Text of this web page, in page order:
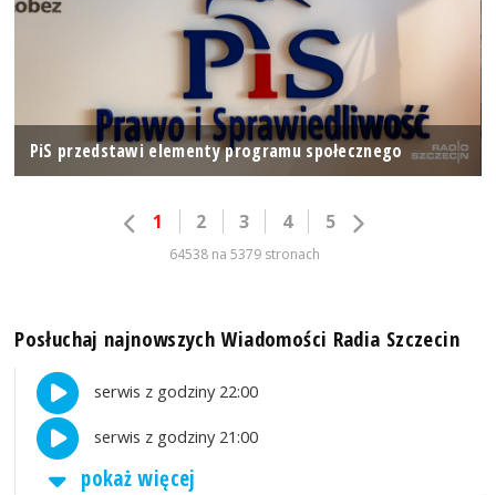
PiS przedstawi elementy programu społecznego
1 2 3 4 5
64538 na 5379 stronach
Posłuchaj najnowszych Wiadomości Radia Szczecin
serwis z godziny 22:00
serwis z godziny 21:00
pokaż więcej